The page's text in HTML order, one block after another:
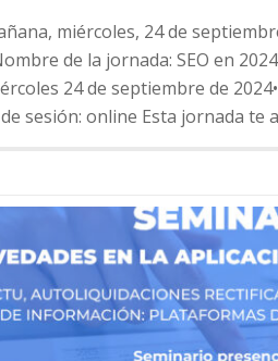
miércoles, 24 de
de la jornada: SEO en
24 de septiembre de
sesión: online Esta jornada te